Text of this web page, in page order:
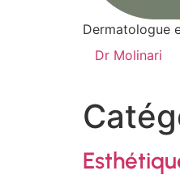
Dermatologue
Dr Molinari